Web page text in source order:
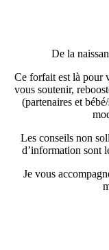
De la
Ce forfait est là pour
vous soutenir,
(partenaires et
Les conseils non
d’information sont
Je vous